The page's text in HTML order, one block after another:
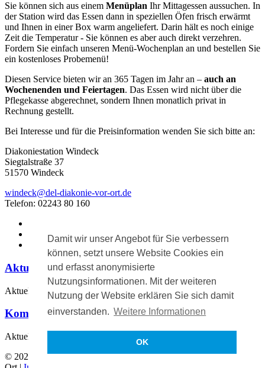
Damit wir unser Angebot für Sie verbessern
können, setzt unsere Website Cookies ein
und erfasst anonymisierte
Nutzungsinformationen. Mit der weiteren
Nutzung der Website erklären Sie sich damit
einverstanden. Weitere Informationen
OK
Sie können sich aus einem Menüplan Ihr Mittagessen aussuchen. In
der Station wird das Essen dann in speziellen Öfen frisch erwärmt
und Ihnen in einer Box warm angeliefert. Darin hält es noch einige
Zeit die Temperatur - Sie können es aber auch direkt verzehren.
Fordern Sie einfach unseren Menü-Wochenplan an und bestellen Sie
ein kostenloses Probemenü!
Diesen Service bieten wir an 365 Tagen im Jahr an – auch an
Wochenenden und Feiertagen. Das Essen wird nicht über die
Pflegekasse abgerechnet, sondern Ihnen monatlich privat in
Rechnung gestellt.
Bei Interesse und für die Preisinformation wenden Sie sich bitte an:
Diakoniestation Windeck
Siegtalstraße 37
51570 Windeck
windeck@del-diakonie-vor-ort.de
Telefon: 02243 80 160
Dienstleistungen
Essen auf Rädern in Windeck
Aktuelle Meldungen
Aktuell keine Meldungen.
Kommende Veranstaltungen
Aktuell keine Veranstaltungen.
© 2026 Diakonie vor